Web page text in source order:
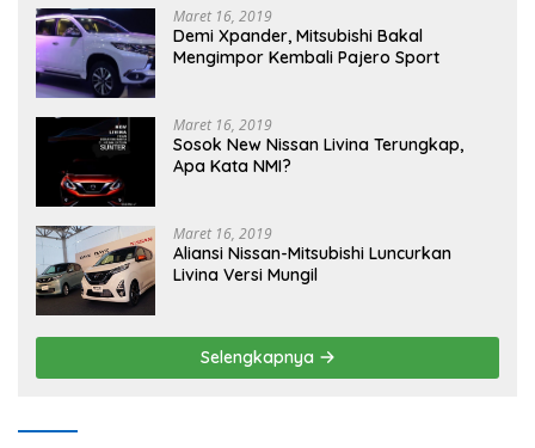
Maret 16, 2019
Demi Xpander, Mitsubishi Bakal
Mengimpor Kembali Pajero Sport
Maret 16, 2019
Sosok New Nissan Livina Terungkap,
Apa Kata NMI?
Maret 16, 2019
Aliansi Nissan-Mitsubishi Luncurkan
Livina Versi Mungil
Selengkapnya